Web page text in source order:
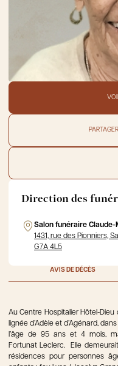
Direction des
Salon funéraire
1431, rue des Pionniers,
G7A 4L5
AVIS DE DÉCÈS
Au Centre Hospitalier Hôtel-
lignée d’Adèle et d’Agénard,
l’âge de 95 ans et 4 mois,
Fortunat Leclerc. Elle
résidences pour personnes